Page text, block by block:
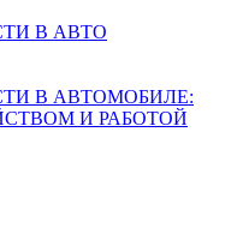
В АВТО
В АВТОМОБИЛЕ:
И РАБОТОЙ